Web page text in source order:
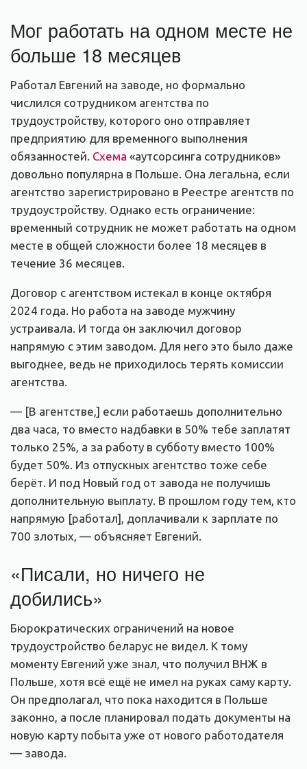
Мог работать на одном месте не
больше 18 месяцев
Работал Евгений на заводе, но формально
числился сотрудником агентства по
трудоустройству, которого оно отправляет
предприятию для временного выполнения
обязанностей. Схема «аутсорсинга сотрудников»
довольно популярна в Польше. Она легальна, если
агентство зарегистрировано в Реестре агентств по
трудоустройству. Однако есть ограничение:
временный сотрудник не может работать на одном
месте в общей сложности более 18 месяцев в
течение 36 месяцев.
Договор с агентством истекал в конце октября
2024 года. Но работа на заводе мужчину
устраивала. И тогда он заключил договор
напрямую с этим заводом. Для него это было даже
выгоднее, ведь не приходилось терять комиссии
агентства.
— [В агентстве,] если работаешь дополнительно
два часа, то вместо надбавки в 50% тебе заплатят
только 25%, а за работу в субботу вместо 100%
будет 50%. Из отпускных агентство тоже себе
берёт. И под Новый год от завода не получишь
дополнительную выплату. В прошлом году тем, кто
напрямую [работал], доплачивали к зарплате по
700 злотых, — объясняет Евгений.
«Писали, но ничего не
добились»
Бюрократических ограничений на новое
трудоустройство беларус не видел. К тому
моменту Евгений уже знал, что получил ВНЖ в
Польше, хотя всё ещё не имел на руках саму карту.
Он предполагал, что пока находится в Польше
законно, а после планировал подать документы на
новую карту побыта уже от нового работодателя
— завода.